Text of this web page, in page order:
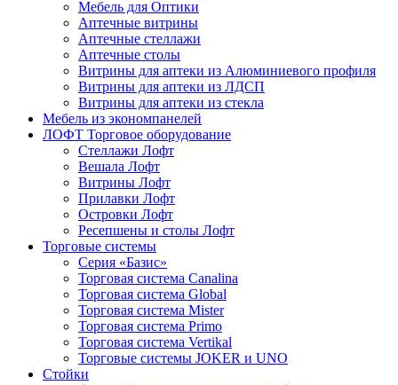
Мебель для Оптики
Аптечные витрины
Аптечные стеллажи
Аптечные столы
Витрины для аптеки из Алюминиевого профиля
Витрины для аптеки из ЛДСП
Витрины для аптеки из стекла
Мебель из экономпанелей
ЛОФТ Торговое оборудование
Стеллажи Лофт
Вешала Лофт
Витрины Лофт
Прилавки Лофт
Островки Лофт
Ресепшены и столы Лофт
Торговые системы
Серия «Базис»
Торговая система Canalina
Торговая система Global
Торговая система Mister
Торговая система Primo
Торговая система Vertikal
Торговые системы JOKER и UNO
Стойки